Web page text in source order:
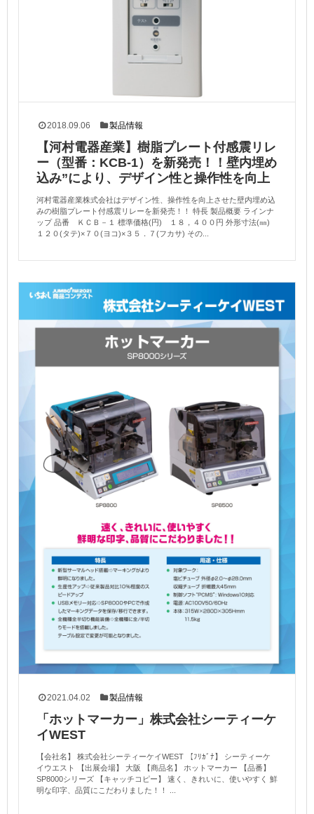
2018.09.06 製品情報
【河村電器産業】樹脂プレート付感震リレ
ー（型番：KCB-1）を新発売！！壁内埋め
込み”により、デザイン性と操作性を向上
河村電器産業株式会社はデザイン性、操作性を向上させた壁内埋め込
みの樹脂プレート付感震リレーを新発売！！ 特長 製品概要 ラインナ
ップ 品番 ＫＣＢ－１ 標準価格(円) １８，４００円 外形寸法(㎜)
１２０(タテ)×７０(ヨコ)×３５．７(フカサ) その...
2021.04.02 製品情報
「ホットマーカー」株式会社シーティーケ
イWEST
【会社名】 株式会社シーティーケイWEST 【ﾌﾘｶﾞﾅ】 シーティーケ
イウエスト 【出展会場】 大阪 【商品名】 ホットマーカー 【品番】
SP8000シリーズ 【キャッチコピー】 速く、きれいに、使いやすく 鮮
明な印字、品質にこだわりました！！ ...